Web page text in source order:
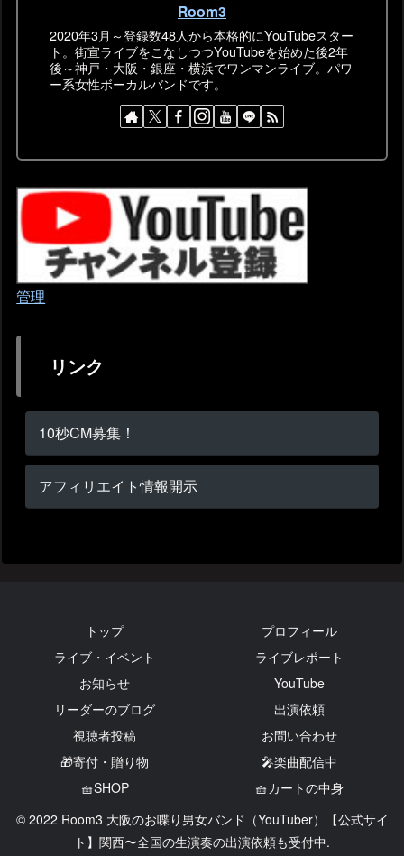
Room3
2020年3月～登録数48人から本格的にYouTubeスター
ト。街宣ライブをこなしつつYouTubeを始めた後2年
後～神戸・大阪・銀座・横浜でワンマンライブ。パワ
ー系女性ボーカルバンドです。
管理
リンク
10秒CM募集！
アフィリエイト情報開示
トップ
プロフィール
ライブ・イベント
ライブレポート
お知らせ
YouTube
リーダーのブログ
出演依頼
視聴者投稿
お問い合わせ
🎁寄付・贈り物
🎤楽曲配信中
🧺SHOP
🧺カートの中身
© 2022 Room3 大阪のお喋り男女バンド（YouTuber）【公式サイ
ト】関西〜全国の生演奏の出演依頼も受付中.